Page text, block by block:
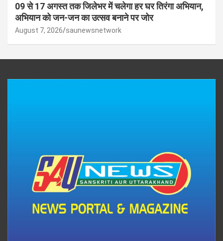
09 से 17 अगस्त तक जिलेभर में चलेगा हर घर तिरंगा अभियान,
अभियान को जन-जन का उत्सव बनाने पर जोर
August 7, 2026 saunewsnetwork